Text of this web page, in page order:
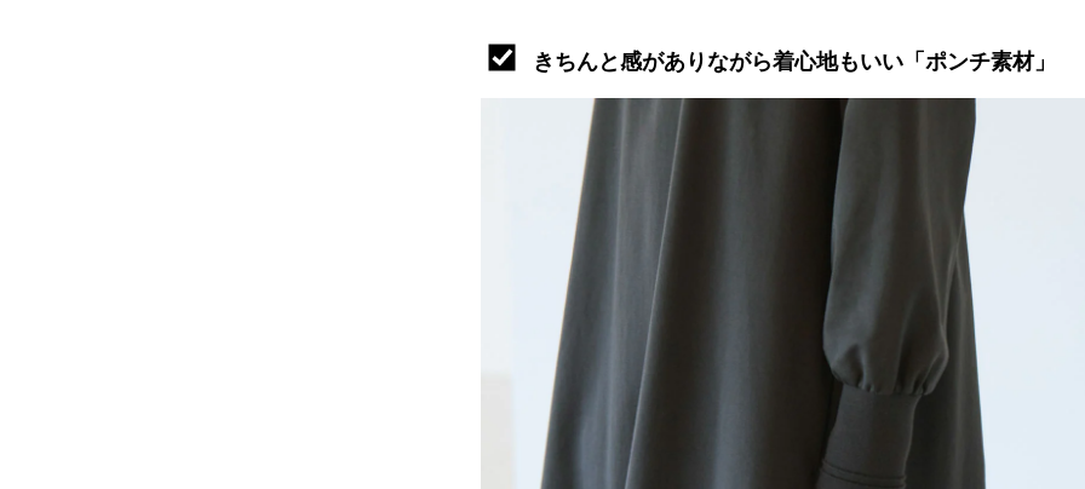
きちんと感がありながら着心地もいい「ポンチ素材」